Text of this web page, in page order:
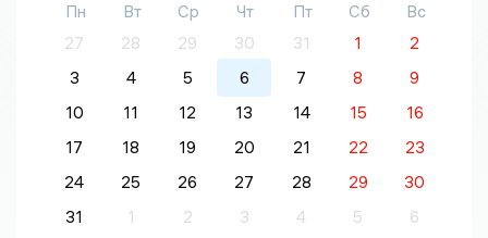
Пн Вт Ср Чт Пт Сб
Вс
27
28 29 30 31 1
2
3
4 5 6 7 8
9
10
11 12 13 14 15
16
17
18 19 20 21 22
23
24
25 26 27 28 29
30
31
1 2 3 4 5 6